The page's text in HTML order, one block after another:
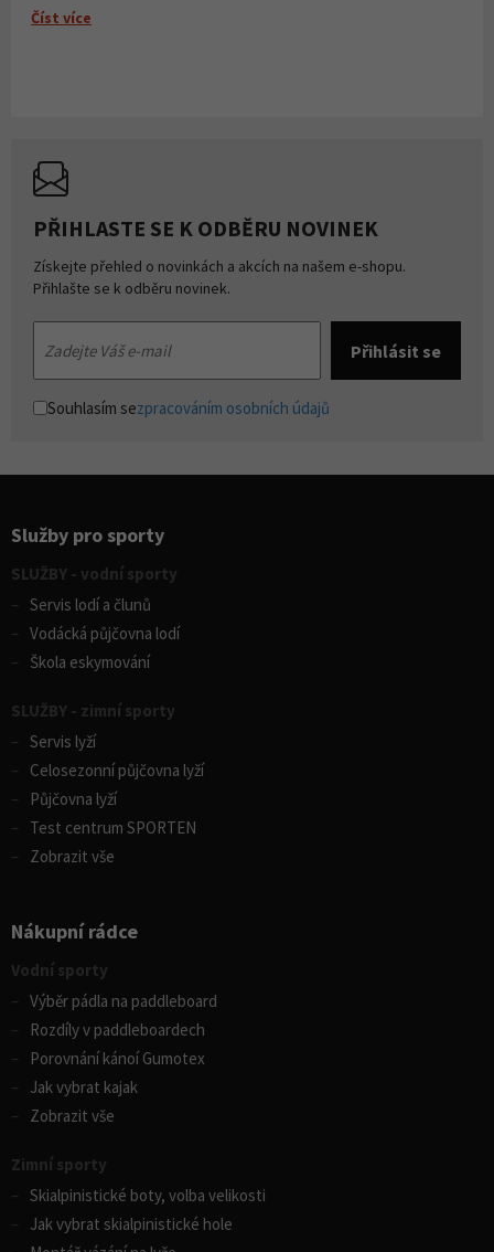
Číst více
PŘIHLASTE SE K ODBĚRU NOVINEK
Získejte přehled o novinkách a akcích na našem e-shopu.
Přihlašte se k odběru novinek.
Souhlasím sezpracováním osobních údajů
Služby pro sporty
SLUŽBY - vodní sporty
Servis lodí a člunů
Vodácká půjčovna lodí
Škola eskymování
SLUŽBY - zimní sporty
Servis lyží
Celosezonní půjčovna lyží
Půjčovna lyží
Test centrum SPORTEN
Zobrazit vše
Nákupní rádce
Vodní sporty
Výběr pádla na paddleboard
Rozdíly v paddleboardech
Porovnání kánoí Gumotex
Jak vybrat kajak
Zobrazit vše
Zimní sporty
Skialpinistické boty, volba velikosti
Jak vybrat skialpinistické hole